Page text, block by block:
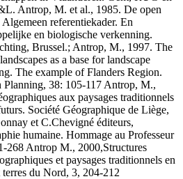
Antrop, M. et al., 1985. De open
referentiekader. En
en biologische verkenning.
Brussel.; Antrop, M., 1997. The
as a base for landscape
The example of Flanders Region.
Planning, 38: 105-117 Antrop, M.,
aux paysages traditionnels
Société Géographique de Liège,
et C.Chevigné éditeurs,
humaine. Hommage au Professeur
268 Antrop M., 2000,Structures
et paysages traditionnels en
du Nord, 3, 204-212